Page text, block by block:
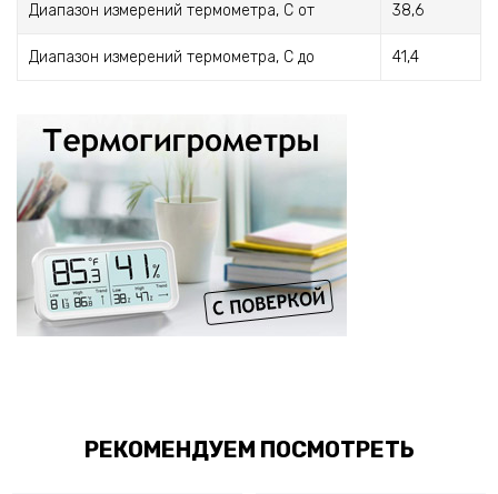
Диапазон измерений термометра, С от 38,6
Диапазон измерений термометра, С до 41,4
РЕКОМЕНДУЕМ ПОСМОТРЕТЬ